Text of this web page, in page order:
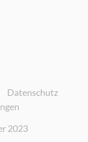
Datenschutz
2023